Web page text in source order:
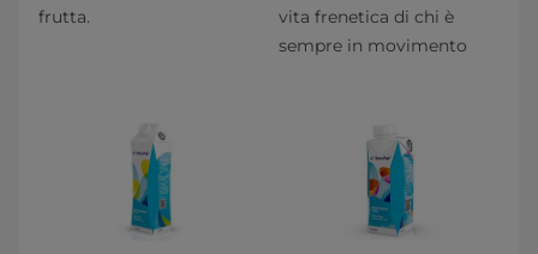
frutta.
vita frenetica di chi è
sempre in movimento